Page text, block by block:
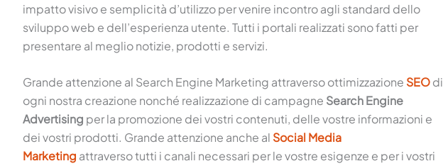
impatto visivo e semplicità d’utilizzo per venire incontro agli standard dello
sviluppo web e dell’esperienza utente. Tutti i portali realizzati sono fatti per
presentare al meglio notizie, prodotti e servizi.
Grande attenzione al Search Engine Marketing attraverso ottimizzazione SEOdi
ogni nostra creazione nonché realizzazione di campagne Search Engine
Advertising per la promozione dei vostri contenuti, delle vostre informazioni e
dei vostri prodotti. Grande attenzione anche al Social Media
Marketing attraverso tutti i canali necessari per le vostre esigenze e per i vostri